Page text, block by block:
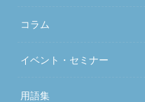
コラム
イベント・セミナー
用語集